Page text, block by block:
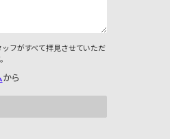
フがすべて拝見させていただ
から